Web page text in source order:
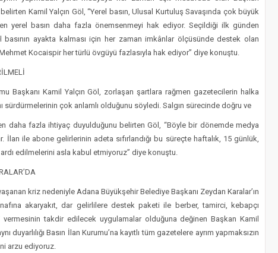
Kamil Yalçın Göl, “Yerel basın, Ulusal Kurtuluş Savaşında çok büyük
yerel basın daha fazla önemsenmeyi hak ediyor. Seçildiği ilk günden
basının ayakta kalması için her zaman imkânlar ölçüsünde destek olan
Kocaispir her türlü övgüyü fazlasıyla hak ediyor” diye konuştu.
Başkanı Kamil Yalçın Göl, zorlaşan şartlara rağmen gazetecilerin halka
sürdürmelerinin çok anlamlı olduğunu söyledi. Salgın sürecinde doğru ve
daha fazla ihtiyaç duyulduğunu belirten Göl, “Böyle bir dönemde medya
İlan ile abone gelirlerinin adeta sıfırlandığı bu süreçte haftalık, 15 günlük,
edilmelerini asla kabul etmiyoruz” diye konuştu.
kriz nedeniyle Adana Büyükşehir Belediye Başkanı Zeydan Karalar’ın
akaryakıt, dar gelirlilere destek paketi ile berber, tamirci, kebapçı
vermesinin takdir edilecek uygulamalar olduğuna değinen Başkan Kamil
duyarlılığı Basın İlan Kurumu’na kayıtlı tüm gazetelere ayrım yapmaksızın
arzu ediyoruz.